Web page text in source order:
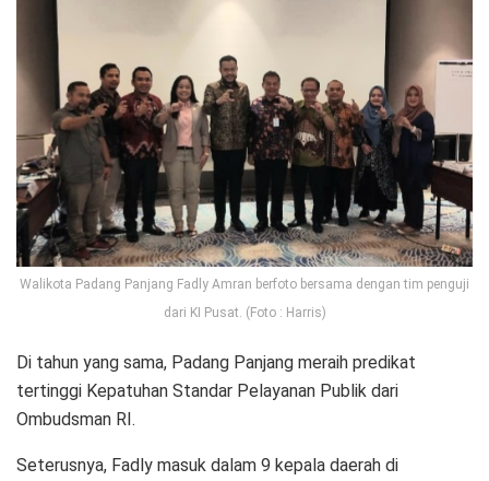
Walikota Padang Panjang Fadly Amran berfoto bersama dengan tim penguji
dari KI Pusat. (Foto : Harris)
Di tahun yang sama, Padang Panjang meraih predikat
tertinggi Kepatuhan Standar Pelayanan Publik dari
Ombudsman RI.
Seterusnya, Fadly masuk dalam 9 kepala daerah di